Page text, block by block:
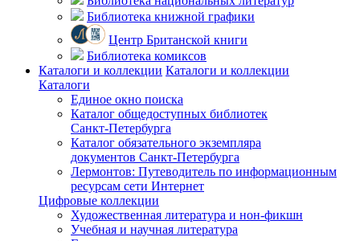
Библиотека книжной графики
Центр Британской книги
Библиотека комиксов
Каталоги и коллекции Каталоги и коллекции
Каталоги
Единое окно поиска
Каталог общедоступных библиотек
Санкт-Петербурга
Каталог обязательного экземпляра
документов Санкт-Петербурга
Лермонтов: Путеводитель по информационным
ресурсам сети Интернет
Цифровые коллекции
Художественная литература и нон-фикшн
Учебная и научная литература